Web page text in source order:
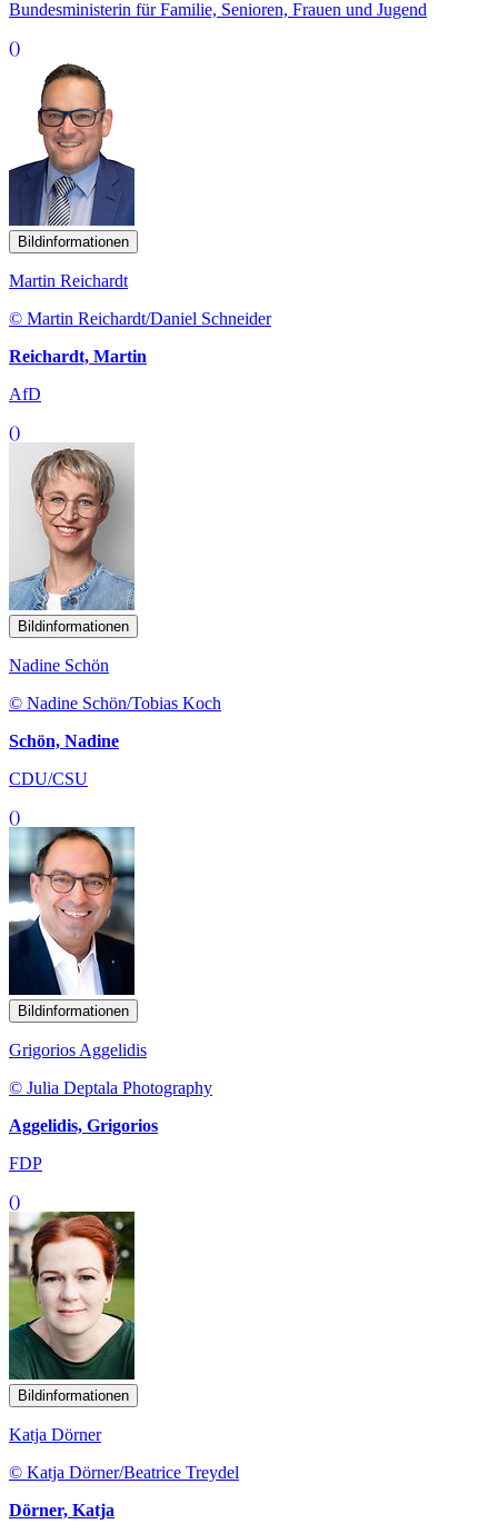
Bundesministerin für Familie, Senioren, Frauen und Jugend
()
Bildinformationen
Martin Reichardt
© Martin Reichardt/Daniel Schneider
Reichardt, Martin
AfD
()
Bildinformationen
Nadine Schön
© Nadine Schön/Tobias Koch
Schön, Nadine
CDU/CSU
()
Bildinformationen
Grigorios Aggelidis
© Julia Deptala Photography
Aggelidis, Grigorios
FDP
()
Bildinformationen
Katja Dörner
© Katja Dörner/Beatrice Treydel
Dörner, Katja